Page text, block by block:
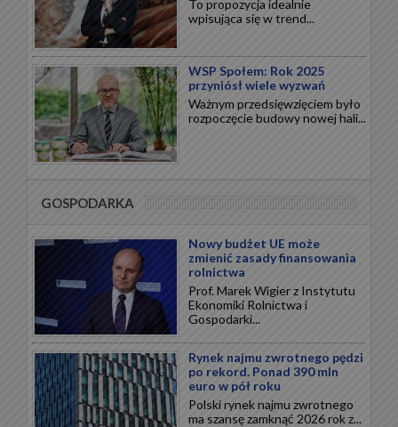
To propozycja idealnie
wpisująca się w trend...
WSP Społem: Rok 2025
przyniósł wiele wyzwań
Ważnym przedsięwzięciem było
rozpoczęcie budowy nowej hali...
GOSPODARKA
Nowy budżet UE może
zmienić zasady finansowania
rolnictwa
Prof. Marek Wigier z Instytutu
Ekonomiki Rolnictwa i
Gospodarki...
Rynek najmu zwrotnego pędzi
po rekord. Ponad 390 mln
euro w pół roku
Polski rynek najmu zwrotnego
ma szansę zamknąć 2026 rok z...